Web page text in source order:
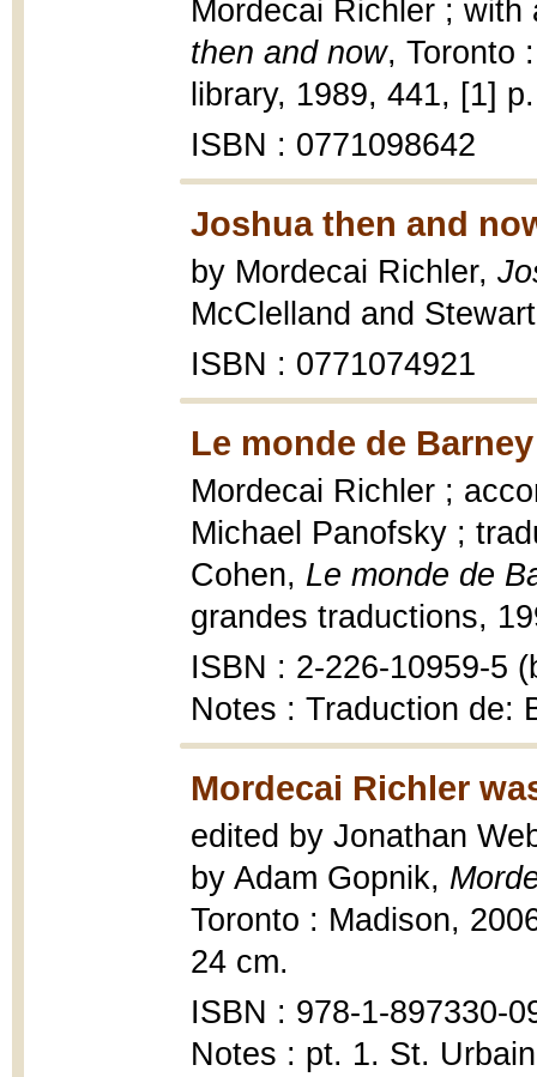
Mordecai Richler ;
then and now, Toronto
library, 1989, 441, [1] p.
ISBN : 0771098642
Joshua then and
by Mordecai Richler,
McClelland and
ISBN : 0771074921
Le monde de
Mordecai Richler ;
Michael Panofsky ;
Cohen, Le monde de
grandes traductions,
ISBN : 2-226-10959-5
Notes : Traduction de:
Mordecai Richler
edited by Jonathan
by Adam Gopnik,
Toronto : Madison,
24 cm.
ISBN : 978-1-897330-
Notes : pt. 1. St.